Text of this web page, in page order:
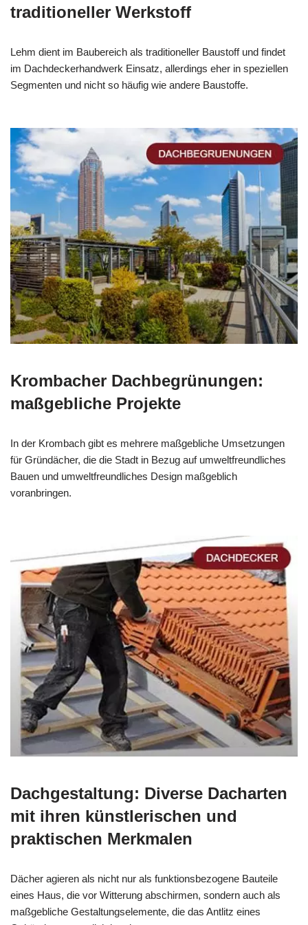
traditioneller Werkstoff
Lehm dient im Baubereich als traditioneller Baustoff und findet
im Dachdeckerhandwerk Einsatz, allerdings eher in speziellen
Segmenten und nicht so häufig wie andere Baustoffe.
Krombacher Dachbegrünungen:
maßgebliche Projekte
In der Krombach gibt es mehrere maßgebliche Umsetzungen
für Gründächer, die die Stadt in Bezug auf umweltfreundliches
Bauen und umweltfreundliches Design maßgeblich
voranbringen.
Dachgestaltung: Diverse Dacharten
mit ihren künstlerischen und
praktischen Merkmalen
Dächer agieren als nicht nur als funktionsbezogene Bauteile
eines Haus, die vor Witterung abschirmen, sondern auch als
maßgebliche Gestaltungselemente, die das Antlitz eines